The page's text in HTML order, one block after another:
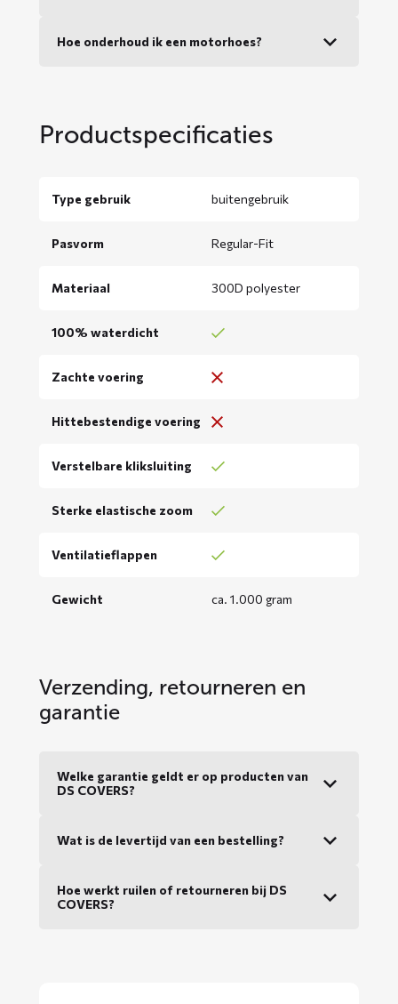
Hoe onderhoud ik een motorhoes?
Productspecificaties
Type gebruik buitengebruik
Pasvorm Regular-Fit
Materiaal 300D polyester
100% waterdicht
Zachte voering
Hittebestendige voering
Verstelbare kliksluiting
Sterke elastische zoom
Ventilatieflappen
Gewicht ca. 1.000 gram
Verzending, retourneren en
garantie
Welke garantie geldt er op producten van
DS COVERS?
Wat is de levertijd van een bestelling?
Hoe werkt ruilen of retourneren bij DS
COVERS?